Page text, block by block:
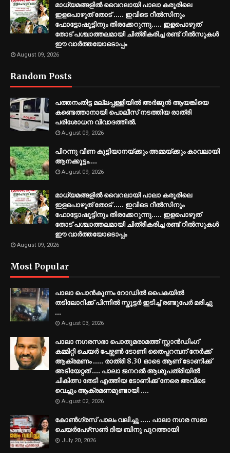
മാധ്യമങ്ങളിൽ വൈറലായി പാലാ കരൂരിലെ
ഇളപൊഴുത് തോട് ..... ഇവിടെ റീൽസിനും
ഫോട്ടോഷൂട്ടിനും തിരക്കേറുന്നു..... ഇളപൊഴുത്
തോട് പശ്ചാത്തലമായി ചിത്രീകരിച്ച രണ്ട് റീൽസുകൾ
ഈ വാർത്തയോടൊപ്പം
August 09, 2026
Random Posts
പത്തനംതിട്ട മല്ലപ്പള്ളിയിൽ അർജുൻ ആയങ്കിയെ
കണ്ടെത്താനായി പൊലീസ് നടത്തിയ രാത്രി
പരിശോധന വിവാദത്തിൽ.
August 09, 2026
പിറന്നു വീണ കുട്ടിയാനയ്ക്കും അമ്മയ്ക്കും കാവലായി
ആനക്കൂട്ടം....
August 09, 2026
മാധ്യമങ്ങളിൽ വൈറലായി പാലാ കരൂരിലെ
ഇളപൊഴുത് തോട് ..... ഇവിടെ റീൽസിനും
ഫോട്ടോഷൂട്ടിനും തിരക്കേറുന്നു..... ഇളപൊഴുത്
തോട് പശ്ചാത്തലമായി ചിത്രീകരിച്ച രണ്ട് റീൽസുകൾ
ഈ വാർത്തയോടൊപ്പം
August 09, 2026
Most Popular
പാലാ പൊൻകുന്നം റോഡിൽ പൈകയിൽ
തടിലോറിക്ക് പിന്നിൽ സ്കൂട്ടർ ഇടിച്ച് രണ്ടുപേർ മരിച്ചു
...
August 03, 2026
പാലാ നഗരസഭാ പൊതുമരാമത്ത് സ്റ്റാൻഡിംഗ്
കമ്മിറ്റി ചെയർ പേഴ്സൺ ടോണി തൈപ്പറമ്പന് നേർക്ക്
ആക്രമണം ..... രാത്രി 8.30 ഓടെ ആണ് ടോണിക്ക്
അടിയേറ്റത് .... പാലാ ജനറൽ ആശുപത്രിയിൽ
ചികിത്സ തേടി എത്തിയ ടോണിക്ക് നേരെ അവിടെ
വെച്ചും ആക്രമണമുണ്ടായി ....
August 02, 2026
കോൺഗ്രസ് പാലം വലിച്ചു ..... പാലാ നഗര സഭാ
ചെയർപേഴ്‌സൺ ദിയ ബിനു പുറത്തായി
July 20, 2026